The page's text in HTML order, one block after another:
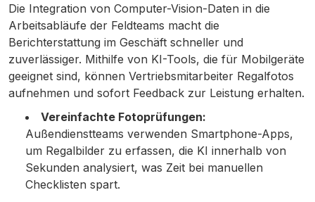
Die Integration von Computer-Vision-Daten in die
Arbeitsabläufe der Feldteams macht die
Berichterstattung im Geschäft schneller und
zuverlässiger. Mithilfe von KI-Tools, die für Mobilgeräte
geeignet sind, können Vertriebsmitarbeiter Regalfotos
aufnehmen und sofort Feedback zur Leistung erhalten.
Vereinfachte Fotoprüfungen:
Außendienstteams verwenden Smartphone-Apps,
um Regalbilder zu erfassen, die KI innerhalb von
Sekunden analysiert, was Zeit bei manuellen
Checklisten spart.